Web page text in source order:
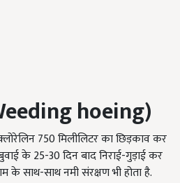
hoeing)
750 मिलीलिटर का छिड़काव कर
के 25-30 दिन बाद निराई-गुड़ाई कर
साथ-साथ नमी संरक्षण भी होता है.